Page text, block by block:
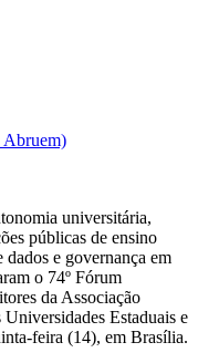
Abruem)
universitária,
públicas de ensino
dados e governança em
o 74º Fórum
da Associação
Estaduais e
feira (14), em Brasília.